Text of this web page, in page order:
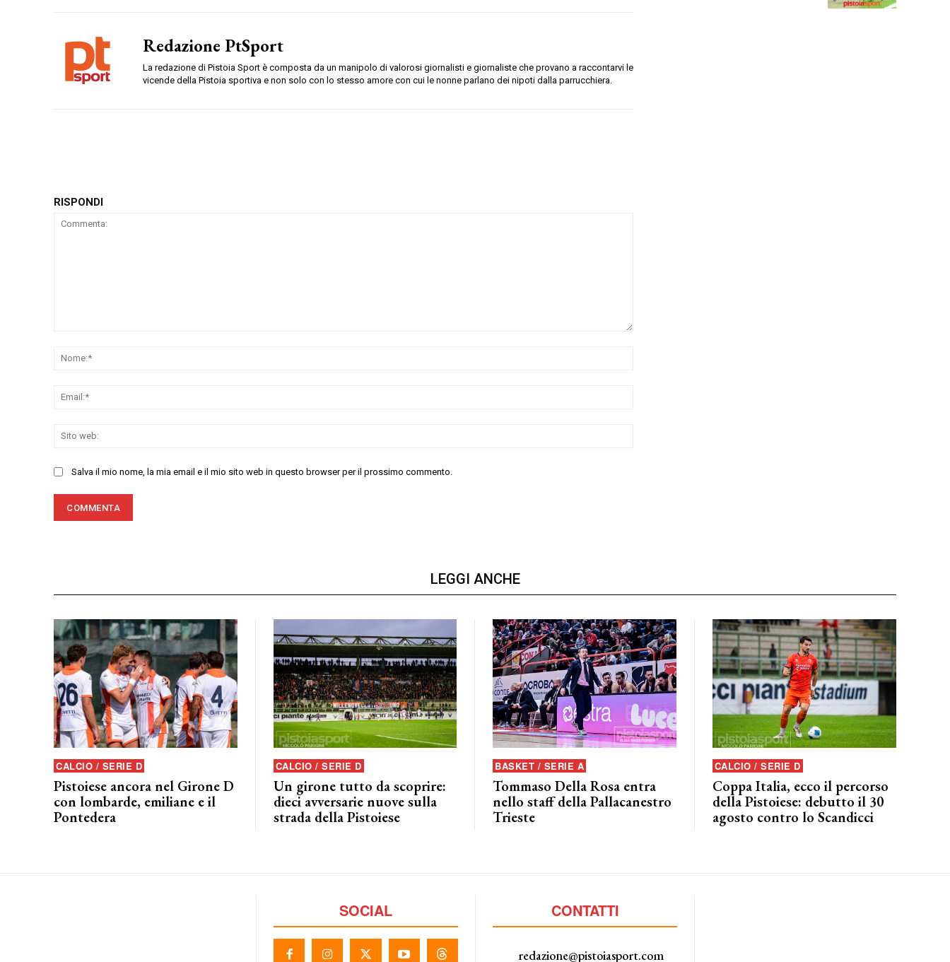
Redazione PtSport
La redazione di Pistoia Sport è composta da un manipolo di valorosi giornalisti e giornaliste che provano a raccontarvi le
vicende della Pistoia sportiva e non solo con lo stesso amore con cui le nonne parlano dei nipoti dalla parrucchiera.
RISPONDI
Salva il mio nome, la mia email e il mio sito web in questo browser per il prossimo commento.
LEGGI ANCHE
CALCIO / SERIE D
Pistoiese ancora nel Girone D
con lombarde, emiliane e il
Pontedera
CALCIO / SERIE D
Un girone tutto da scoprire:
dieci avversarie nuove sulla
strada della Pistoiese
BASKET / SERIE A
Tommaso Della Rosa entra
nello staff della Pallacanestro
Trieste
CALCIO / SERIE D
Coppa Italia, ecco il percorso
della Pistoiese: debutto il 30
agosto contro lo Scandicci
SOCIAL CONTATTI
redazione@pistoiasport.com